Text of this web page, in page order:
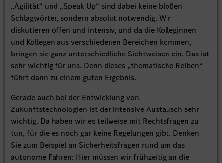
„Agilität“ und „Speak Up“ sind dabei keine bloßen
Schlagwörter, sondern absolut notwendig. Wir
diskutieren offen und intensiv, und da die Kolleginnen
und Kollegen aus verschiedenen Bereichen kommen,
bringen sie ganz unterschiedliche Sichtweisen ein. Das ist
sehr wichtig für uns. Denn dieses „thematische Reiben“
führt dann zu einem guten Ergebnis.
Gerade auch bei der Entwicklung von
Zukunftstechnologien ist der intensive Austausch sehr
wichtig. Da haben wir es teilweise mit Rechtsfragen zu
tun, für die es noch gar keine Regelungen gibt. Denken
Sie zum Beispiel an Sicherheitsfragen rund um das
autonome Fahren: Hier müssen wir frühzeitig an die